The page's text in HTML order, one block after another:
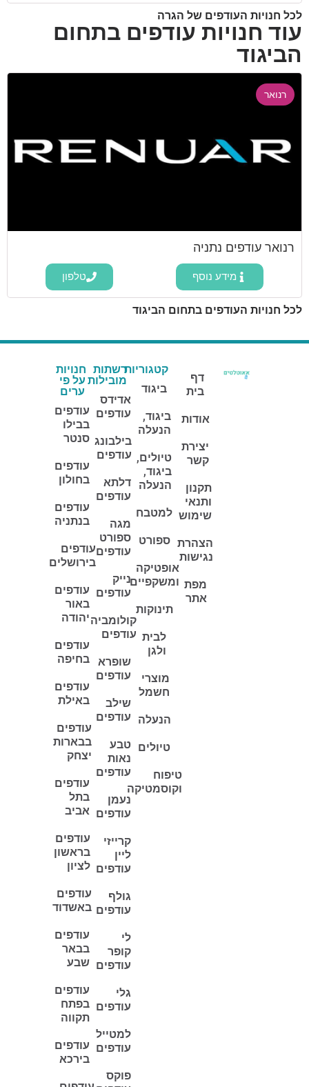
לכל חנויות העודפים של הגרה
עוד חנויות עודפים בתחום
הביגוד
רנואר
רנואר עודפים נתניה
מידע נוסף טלפון
לכל חנויות העודפים בתחום הביגוד
דף
בית
אודות
יצירת
קשר
תקנון
ותנאי
שימוש
הצהרת
נגישות
מפת
אתר
קטגוריות
ביגוד
ביגוד,
הנעלה
טיולים,
ביגוד,
הנעלה
למטבח
ספורט
אופטיקה
ומשקפיים
תינוקות
לבית
ולגן
מוצרי
חשמל
הנעלה
טיולים
טיפוח
וקוסמטיקה
רשתות
מובילות
אדידס
עודפים
בילבונג
עודפים
דלתא
עודפים
מגה
ספורט
עודפים
נייק
עודפים
קולומביה
עודפים
שופרא
עודפים
שילב
עודפים
טבע
נאות
עודפים
נעמן
עודפים
קרייזי
ליין
עודפים
גולף
עודפים
לי
קופר
עודפים
גלי
עודפים
למטייל
עודפים
פוקס
חנויות
על פי
ערים
עודפים
בבילו
סנטר
עודפים
בחולון
עודפים
בנתניה
עודפים
בירושלים
עודפים
באור
יהודה
עודפים
בחיפה
עודפים
באילת
עודפים
בבארות
יצחק
עודפים
בתל
אביב
עודפים
בראשון
לציון
עודפים
באשדוד
עודפים
בבאר
שבע
עודפים
בפתח
תקווה
עודפים
בירכא